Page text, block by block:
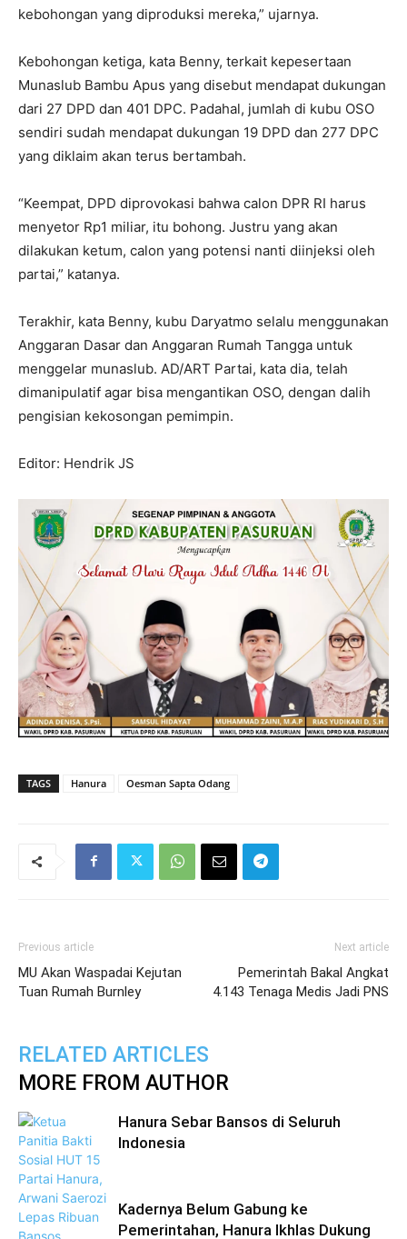
kebohongan yang diproduksi mereka,” ujarnya.
Kebohongan ketiga, kata Benny, terkait kepesertaan
Munaslub Bambu Apus yang disebut mendapat dukungan
dari 27 DPD dan 401 DPC. Padahal, jumlah di kubu OSO
sendiri sudah mendapat dukungan 19 DPD dan 277 DPC
yang diklaim akan terus bertambah.
“Keempat, DPD diprovokasi bahwa calon DPR RI harus
menyetor Rp1 miliar, itu bohong. Justru yang akan
dilakukan ketum, calon yang potensi nanti diinjeksi oleh
partai,” katanya.
Terakhir, kata Benny, kubu Daryatmo selalu menggunakan
Anggaran Dasar dan Anggaran Rumah Tangga untuk
menggelar munaslub. AD/ART Partai, kata dia, telah
dimanipulatif agar bisa mengantikan OSO, dengan dalih
pengisian kekosongan pemimpin.
Editor: Hendrik JS
TAGS Hanura Oesman Sapta Odang
Previous article
MU Akan Waspadai Kejutan
Tuan Rumah Burnley
Next article
Pemerintah Bakal Angkat
4.143 Tenaga Medis Jadi PNS
RELATED ARTICLES
MORE FROM AUTHOR
Hanura Sebar Bansos di Seluruh
Indonesia
Kadernya Belum Gabung ke
Pemerintahan, Hanura Ikhlas Dukung